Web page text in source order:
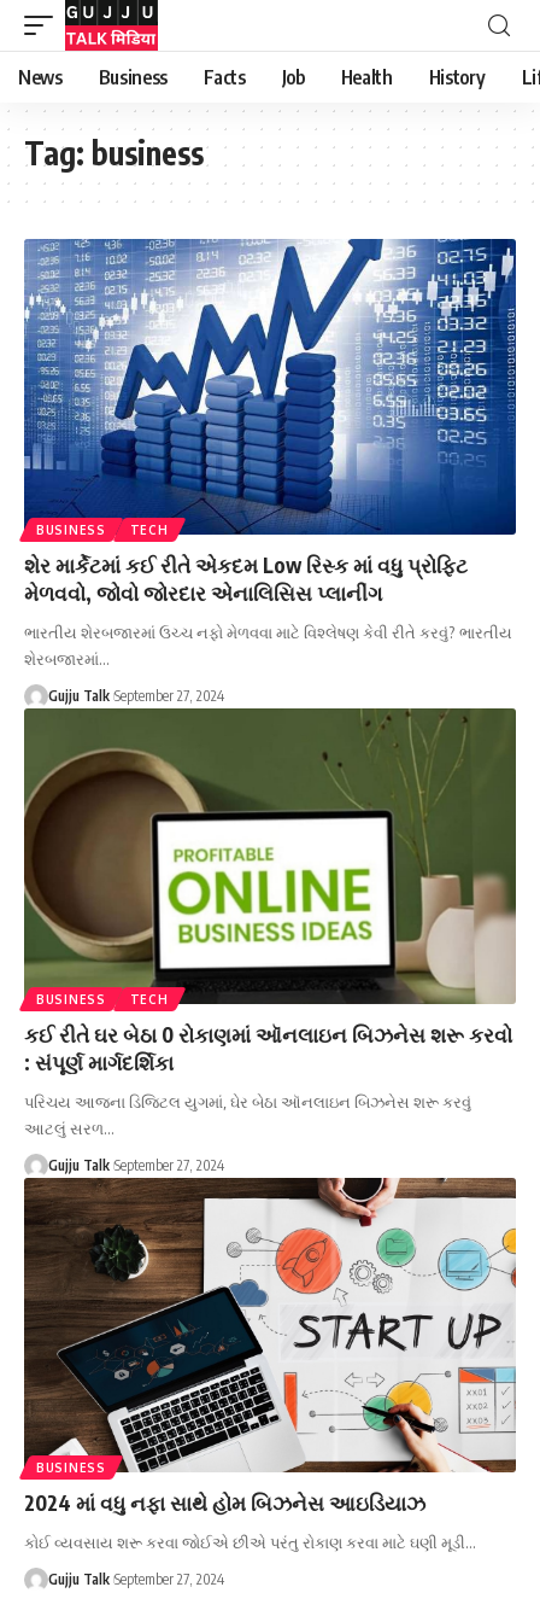
News Business Facts Job Health History
Tag: business
BUSINESS TECH
શેર માર્કેટમાં કઈ રીતે એકદમ Low રિસ્ક માં વધુ પ્રોફિટ
મેળવવો, જોવો જોરદાર એનાલિસિસ પ્લાનીંગ
ભારતીય શેરબજારમાં ઉચ્ચ નફો મેળવવા માટે વિશ્લેષણ કેવી રીતે કરવું? ભારતીય
શેરબજારમાં…
Gujju Talk September 27, 2024
BUSINESS TECH
કઈ રીતે ઘર બેઠા 0 રોકાણમાં ઑનલાઇન બિઝનેસ શરૂ કરવો
: સંપૂર્ણ માર્ગદર્શિકા
પરિચય આજના ડિજિટલ યુગમાં, ઘેર બેઠા ઑનલાઇન બિઝનેસ શરૂ કરવું
આટલું સરળ…
Gujju Talk September 27, 2024
BUSINESS
2024 માં વધુ નફા સાથે હોમ બિઝનેસ આઇડિયાઝ
કોઈ વ્યવસાય શરૂ કરવા જોઈએ છીએ પરંતુ રોકાણ કરવા માટે ઘણી મૂડી…
Gujju Talk September 27, 2024